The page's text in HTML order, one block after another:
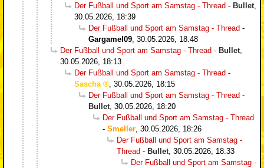
Der Fußball und Sport am Samstag - Thread - Bullet
30.05.2026, 18:39
Der Fußball und Sport am Samstag - Thread -
Gargamel09 30.05.2026, 18:48
Der Fußball und Sport am Samstag - Thread - Bullet
30.05.2026, 18:13
Der Fußball und Sport am Samstag - Thread -
Sascha
30.05.2026, 18:15
Der Fußball und Sport am Samstag - Thread -
Bullet 30.05.2026, 18:20
Der Fußball und Sport am Samstag - Thread
- Smeller 30.05.2026, 18:26
Der Fußball und Sport am Samstag -
Thread - Bullet 30.05.2026, 18:33
Der Fußball und Sport am Samstag -